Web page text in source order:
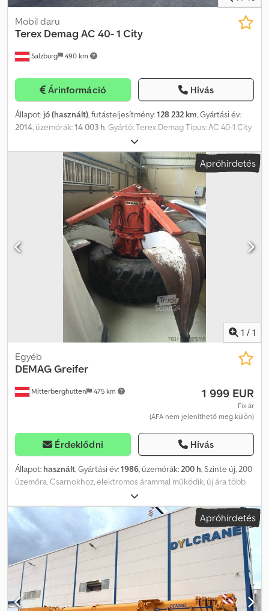
Salzburg 490 km
Mobil daru
Terex Demag AC 40- 1 City
Árinformáció Hívás
Állapot: jó (használt), futásteljesítmény:128 232 km, Gyártási év:
2014, üzemórák:14 003 h, Gyártó: Terex Demag Típus: AC 40-1 City
Gyártási év: 2014 Dcodoyr Iz Sopfx Aidjk Kapacitás: 40 t Főgém: 31,2
m Futásteljesítmény: 128.232 km Daruzási üzemóra: 14.003 óra
Opcionális gémhosszabbító: 13 m Szerelőgém (runner): 1,2 m
Apróhirdetés
1 / 1
Mitterberghutten 475 km
Egyéb
DEMAGGreifer
1 999 EUR
Fix ár
(ÁFA nem jeleníthető meg külön)
Érdeklődni Hívás
Állapot: használt, Gyártási év:1986, üzemórák:200 h, Szinte új, 200
üzemóra. Csarnokhoz, elektromos árammal működik, új ára több
mint 20 000 €!! Minden adat garancia nélkül!!! Dodpfx Asy
Sdpysideck
Apróhirdetés